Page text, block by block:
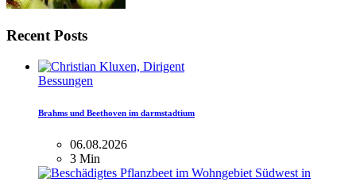
Recent Posts
Bessungen
Brahms und Beethoven im darmstadtium
06.08.2026
3 Min